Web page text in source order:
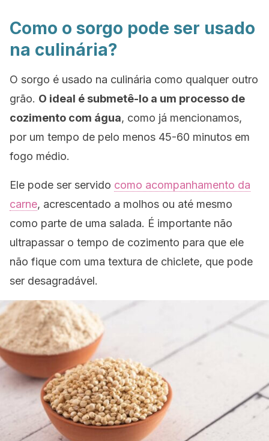
Como o sorgo pode ser usado
na culinária?
O sorgo é usado na culinária como qualquer outro
grão. O ideal é submetê-lo a um processo de
cozimento com água, como já mencionamos,
por um tempo de pelo menos 45-60 minutos em
fogo médio.
Ele pode ser servido como acompanhamento da
carne, acrescentado a molhos ou até mesmo
como parte de uma salada. É importante não
ultrapassar o tempo de cozimento para que ele
não fique com uma textura de chiclete, que pode
ser desagradável.